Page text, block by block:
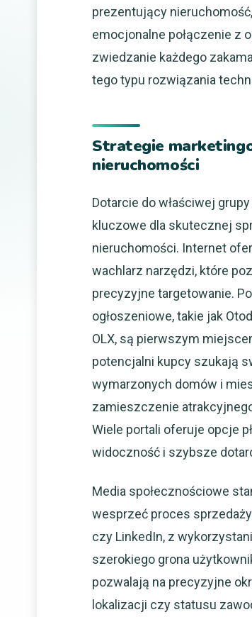
prezentujący
emocjonalne połączenie z
zwiedzanie każdego
tego typu rozwiązania
Strategie
nieruchomości
Dotarcie do właściwej
kluczowe dla skutecznej
nieruchomości. Internet
wachlarz narzędzi, które
precyzyjne targetowanie.
ogłoszeniowe, takie jak
OLX, są pierwszym
potencjalni kupcy szukają
wymarzonych domów i
zamieszczenie
Wiele portali oferuje opcje
widoczność i szybsze
Media społecznościowe
wesprzeć proces
czy LinkedIn, z
szerokiego grona
pozwalają na precyzyjne
lokalizacji czy statusu